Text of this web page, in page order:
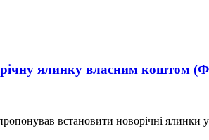
ялинку власним коштом
встановити новорічні ялинки